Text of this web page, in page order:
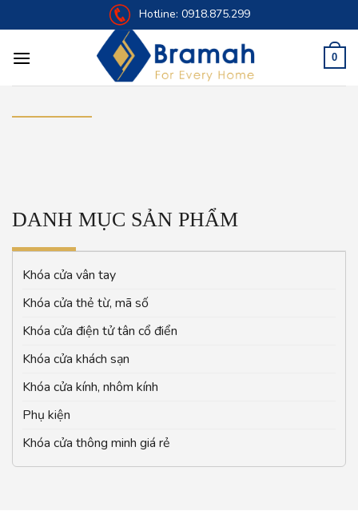
to
Hotline: 0918.875.299
0
DANH MỤC SẢN PHẨM
Khóa cửa vân tay
Khóa cửa thẻ từ, mã số
Khóa cửa điện tử tân cổ điển
Khóa cửa khách sạn
Khóa cửa kính, nhôm kính
Phụ kiện
Khóa cửa thông minh giá rẻ